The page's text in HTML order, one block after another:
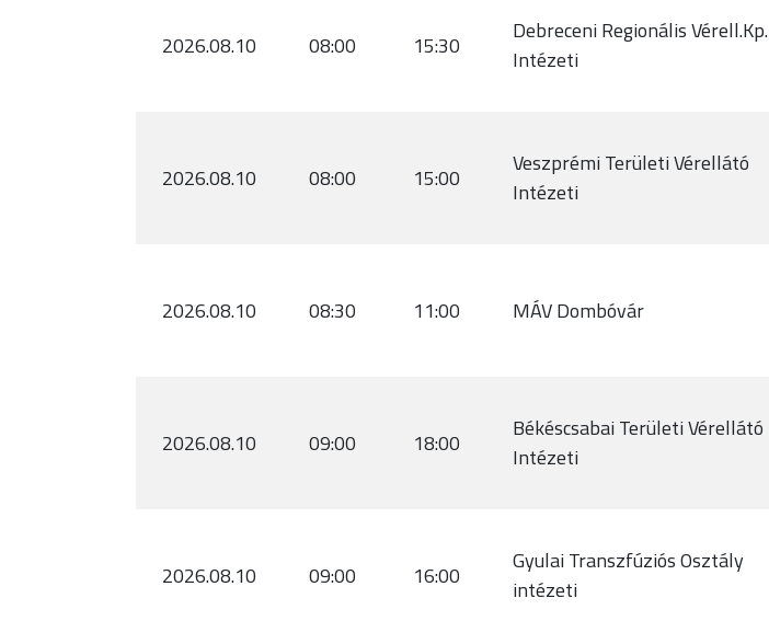
2026.08.10 08:00 15:30
Debreceni Regionális Vérell.Kp.
Intézeti
2026.08.10 08:00 15:00
Veszprémi Területi Vérellátó
Intézeti
2026.08.10 08:30 11:00 MÁV Dombóvár
2026.08.10 09:00 18:00
Békéscsabai Területi Vérellátó
Intézeti
2026.08.10 09:00 16:00
Gyulai Transzfúziós Osztály
intézeti